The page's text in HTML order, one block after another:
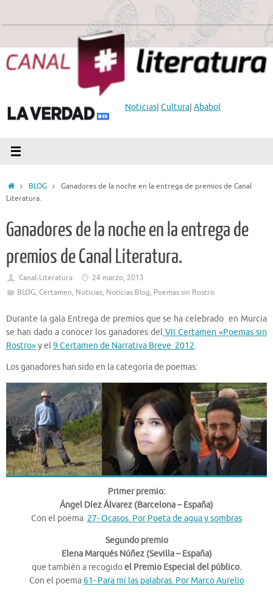
Noticias| Cultura| Ababol
InicioBLOG
Ganadores de la noche en la entrega de premios de Canal
Literatura.
Ganadores de la noche en la entrega de
premios de Canal Literatura.
Canal-Literatura
24 marzo, 2013
BLOG, Certamen, Noticias, Noticias Blog, Poemas sin Rostro
Durante la gala Entrega de premios que se ha celebrado en Murcia
se han dado a conocer los ganadores del VII Certamen «Poemas sin
Rostro»y el9 Certamen de Narrativa Breve 2012.
Los ganadores han sido en la categoría de poemas:
Primer premio:
Ángel Díez Álvarez (Barcelona – España)
Con el poema 27- Ocasos. Por Poeta de agua y sombras
Segundo premio
Elena Marqués Núñez (Sevilla – España)
que también a recogidoel Premio Especial del público.
Con el poema 61- Para mí las palabras. Por Marco Aurelio